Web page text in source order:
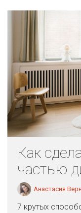
Как
частью
Анастасия
7 крутых